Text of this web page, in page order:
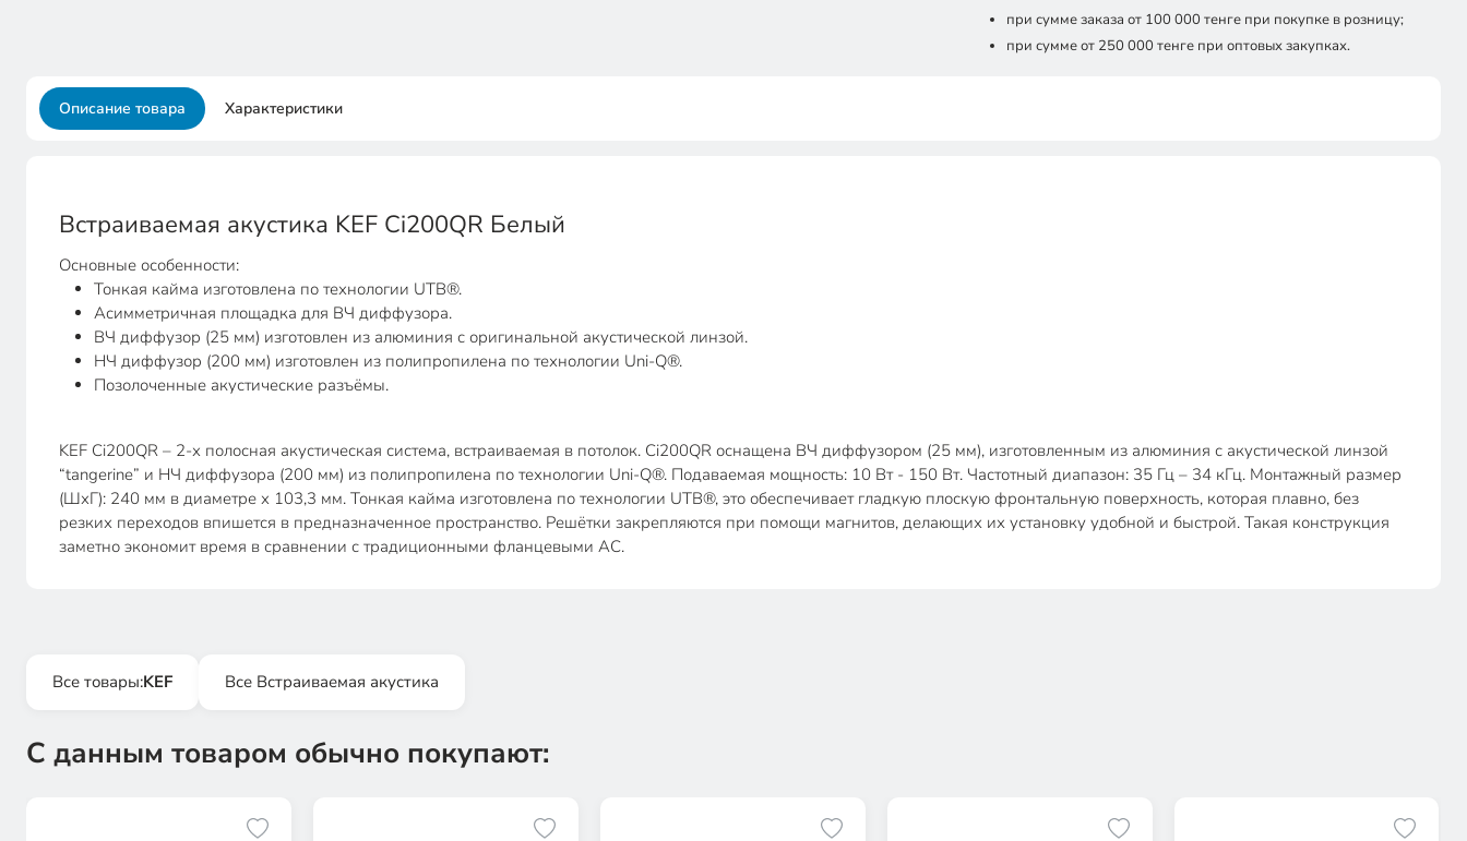
при сумме заказа от 100 000 тенге при покупке в розницу;
при сумме от 250 000 тенге при оптовых закупках.
Описание товара Характеристики
Встраиваемая акустика KEF Ci200QR Белый
Основные особенности:
Тонкая кайма изготовлена по технологии UTB®.
Асимметричная площадка для ВЧ диффузора.
ВЧ диффузор (25 мм) изготовлен из алюминия с оригинальной акустической линзой.
НЧ диффузор (200 мм) изготовлен из полипропилена по технологии Uni-Q®.
Позолоченные акустические разъёмы.
KEF Ci200QR – 2-х полосная акустическая система, встраиваемая в потолок. Ci200QR оснащена ВЧ диффузором (25 мм), изготовленным из алюминия с акустической линзой
“tangerine” и НЧ диффузора (200 мм) из полипропилена по технологии Uni-Q®. Подаваемая мощность: 10 Вт - 150 Вт. Частотный диапазон: 35 Гц – 34 кГц. Монтажный размер
(ШхГ): 240 мм в диаметре х 103,3 мм. Тонкая кайма изготовлена по технологии UTB®, это обеспечивает гладкую плоскую фронтальную поверхность, которая плавно, без
резких переходов впишется в предназначенное пространство. Решётки закрепляются при помощи магнитов, делающих их установку удобной и быстрой. Такая конструкция
заметно экономит время в сравнении с традиционными фланцевыми АС.
Все товары:KEF Все Встраиваемая акустика
С данным товаром обычно покупают: